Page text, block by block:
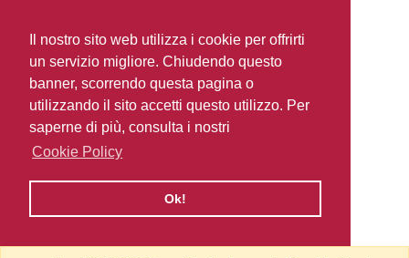
Il nostro sito web utilizza i cookie per offrirti
un servizio migliore. Chiudendo questo
banner, scorrendo questa pagina o
utilizzando il sito accetti questo utilizzo. Per
saperne di più, consulta i nostri
Cookie Policy
Ok!